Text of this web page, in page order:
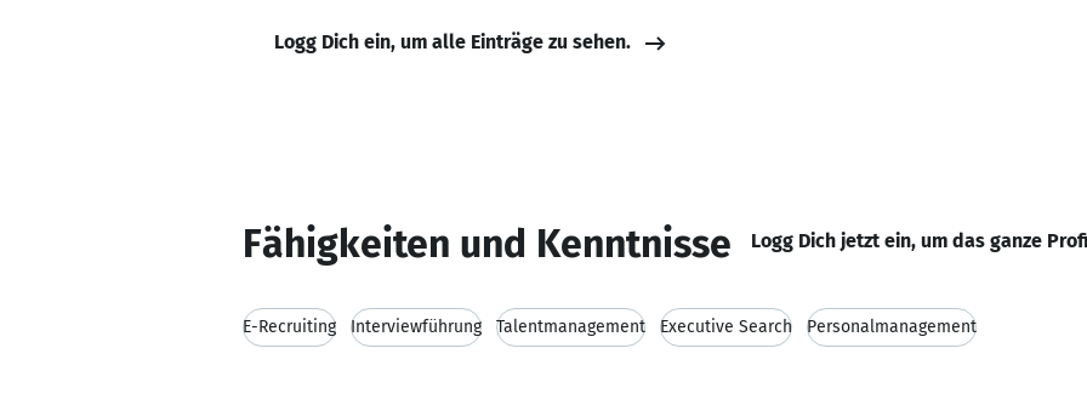
Logg Dich ein, um alle Einträge zu sehen.
Fähigkeiten und Kenntnisse Logg Dich jetzt ein, um das ganze
E-Recruiting Interviewführung Talentmanagement Executive Search Personalmanagement